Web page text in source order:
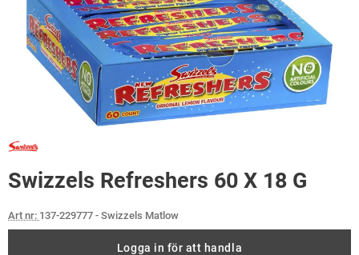
Swizzels Refreshers 60 X 18 G
Art nr: 137-229777 - Swizzels Matlow
Logga in för att handla